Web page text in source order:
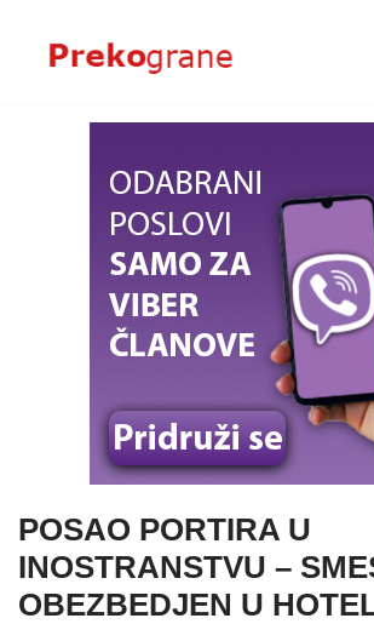
Skoči
POSAO PORTIRA U
INOSTRANSTVU –
OBEZBEDJEN U